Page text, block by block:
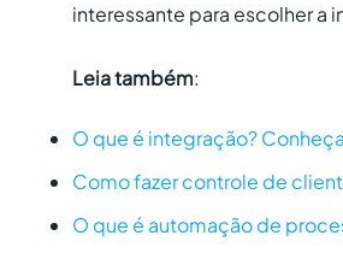
interessante para escolher a
Leia também:
O que é integração?
Como fazer controle de
O que é automação de